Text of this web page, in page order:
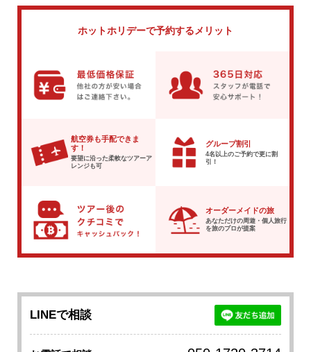
ホットホリデーで予約するメリット
航空券も手配できま
す！
要望に沿った柔軟なツアーア
レンジも可
グループ割引
4名以上のご予約で更に割
引！
オーダーメイドの旅
あなただけの周遊・個人旅行
を旅のプロが提案
LINEで相談